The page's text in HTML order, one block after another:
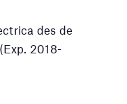
des de
2018-